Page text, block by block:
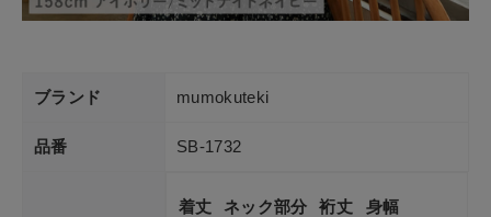
ブランド mumokuteki
品番 SB-1732
着丈 ネック部分 裄丈 身幅